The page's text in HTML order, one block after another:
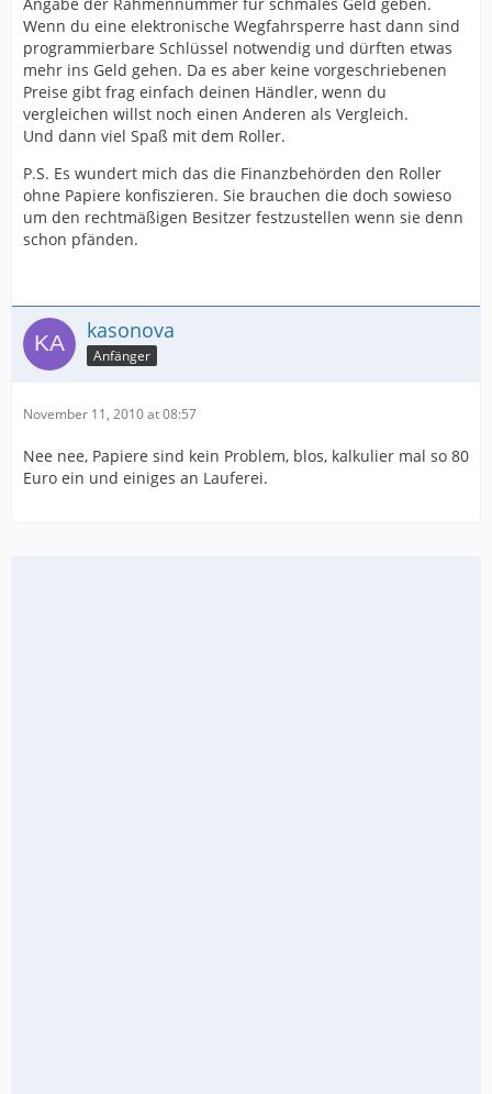
Wenn du eine elektronische Wegfahrsperre hast dann sind
programmierbare Schlüssel notwendig und dürften etwas
mehr ins Geld gehen. Da es aber keine vorgeschriebenen
Preise gibt frag einfach deinen Händler, wenn du
vergleichen willst noch einen Anderen als Vergleich.
Und dann viel Spaß mit dem Roller.
P.S. Es wundert mich das die Finanzbehörden den Roller
ohne Papiere konfiszieren. Sie brauchen die doch sowieso
um den rechtmäßigen Besitzer festzustellen wenn sie denn
schon pfänden.
kasonova
Anfänger
November 11, 2010 at 08:57
Nee nee, Papiere sind kein Problem, blos, kalkulier mal so 80
Euro ein und einiges an Lauferei.